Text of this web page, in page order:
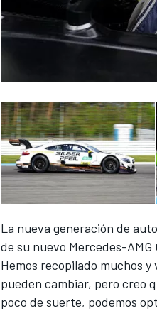
NASCAR CUP
FÓRMULA E
La nueva generación de
de su nuevo Mercedes-AMG
Hemos recopilado muchos
pueden cambiar, pero creo
poco de suerte, podemos